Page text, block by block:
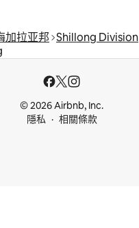
加拉亚邦 Shillong Division
© 2026 Airbnb, Inc.
隱私
相關條款